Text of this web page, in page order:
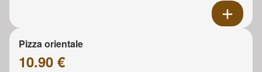
Pizza orientale
10.90 €